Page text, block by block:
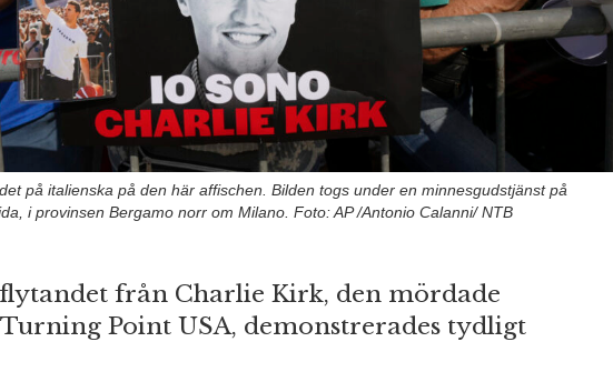
på italienska på den här affischen. Bilden togs under en minnesgudstjänst på
i provinsen Bergamo norr om Milano. Foto: AP /Antonio Calanni/ NTB
från Charlie Kirk, den mördade
Point USA, demonstrerades tydligt